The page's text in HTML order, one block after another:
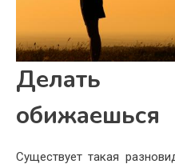
Делать
обижаешься
Существует такая